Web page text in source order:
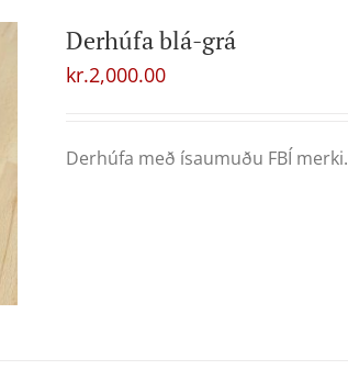
Derhúfa blá-grá
kr.2,000.00
Derhúfa með ísaumuðu FBÍ merki.